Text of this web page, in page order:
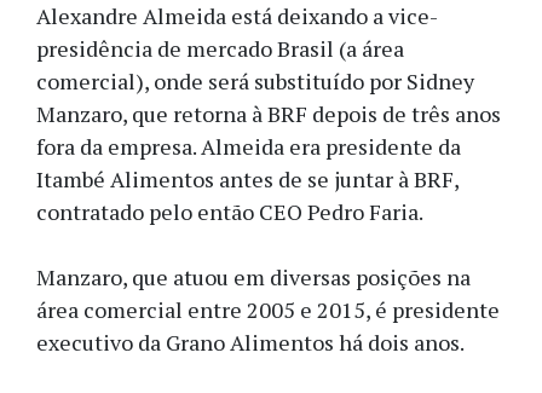
Alexandre Almeida está deixando a vice-
presidência de mercado Brasil (a área
comercial), onde será substituído por Sidney
Manzaro, que retorna à BRF depois de três anos
fora da empresa. Almeida era presidente da
Itambé Alimentos antes de se juntar à BRF,
contratado pelo então CEO Pedro Faria.
Manzaro, que atuou em diversas posições na
área comercial entre 2005 e 2015, é presidente
executivo da Grano Alimentos há dois anos.